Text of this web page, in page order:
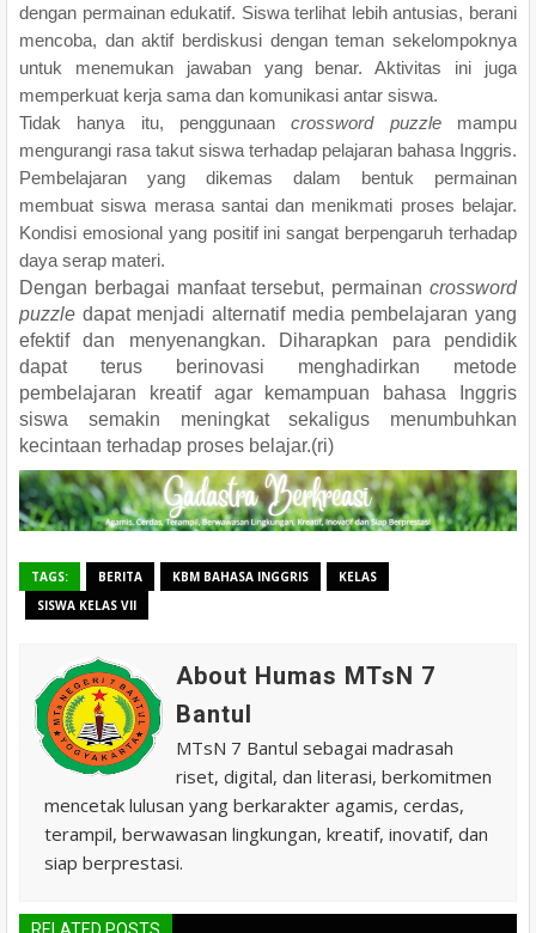
dengan permainan edukatif. Siswa terlihat lebih antusias, berani
mencoba, dan aktif berdiskusi dengan teman sekelompoknya
untuk menemukan jawaban yang benar. Aktivitas ini juga
memperkuat kerja sama dan komunikasi antar siswa.
Tidak hanya itu, penggunaancrossword puzzlemampu
mengurangi rasa takut siswa terhadap pelajaran bahasa Inggris.
Pembelajaran yang dikemas dalam bentuk permainan
membuat siswa merasa santai dan menikmati proses belajar.
Kondisi emosional yang positif ini sangat berpengaruh terhadap
daya serap materi.
Dengan berbagai manfaat tersebut, permainan crossword
puzzle dapat menjadi alternatif media pembelajaran yang
efektif dan menyenangkan. Diharapkan para pendidik
dapat terus berinovasi menghadirkan metode
pembelajaran kreatif agar kemampuan bahasa Inggris
siswa semakin meningkat sekaligus menumbuhkan
kecintaan terhadap proses belajar.(ri)
TAGS: BERITA KBM BAHASA INGGRIS
KELAS
SISWA KELAS VII
About Humas MTsN 7
Bantul
MTsN 7 Bantul sebagai madrasah
riset, digital, dan literasi, berkomitmen
mencetak lulusan yang berkarakter agamis, cerdas,
terampil, berwawasan lingkungan, kreatif, inovatif, dan
siap berprestasi.